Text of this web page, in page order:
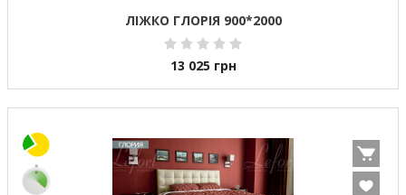
ЛІЖКО ГЛОРІЯ 900*2000
13 025 грн